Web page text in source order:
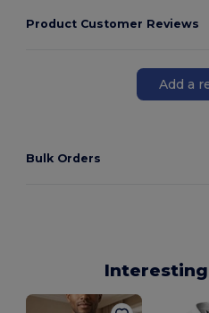
Product Customer Reviews
Add a
Bulk Orders